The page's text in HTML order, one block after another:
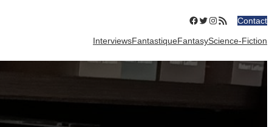
Facebook
Twitter
Instagram
Flux RSSContact
InterviewsFantastiqueFantasyScience-Fiction